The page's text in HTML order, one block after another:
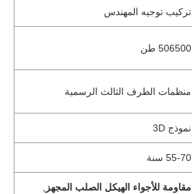
تركيب توجيه المهندس
506500 طن
منظمات الطرف الثالث الرسمية
نموذج 3D
55-70 سنة
مقاومة للأجواء الهيكل الصلب المجهز